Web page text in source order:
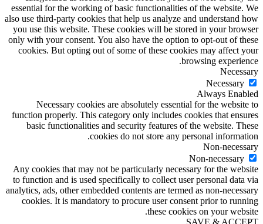
essential for the working of basic functionalities of the website. We
also use third-party cookies that help us analyze and understand how
you use this website. These cookies will be stored in your browser
only with your consent. You also have the option to opt-out of these
cookies. But opting out of some of these cookies may affect your
browsing experience.
Necessary
Necessary
Always Enabled
Necessary cookies are absolutely essential for the website to
function properly. This category only includes cookies that ensures
basic functionalities and security features of the website. These
cookies do not store any personal information.
Non-necessary
Non-necessary
Any cookies that may not be particularly necessary for the website
to function and is used specifically to collect user personal data via
analytics, ads, other embedded contents are termed as non-necessary
cookies. It is mandatory to procure user consent prior to running
these cookies on your website.
SAVE & ACCEPT